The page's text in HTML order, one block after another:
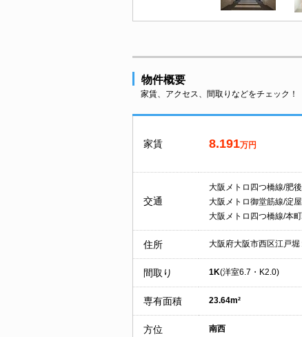
物件概要
家賃、アクセス、間取りなどをチェック！
家賃 8.191万円
交通
大阪メトロ四つ橋線/肥
大阪メトロ御堂筋線/淀
大阪メトロ四つ橋線/本
住所 大阪府大阪市西区江戸堀
間取り 1K(洋室6.7・K2.0)
専有面積 23.64m²
方位 南西